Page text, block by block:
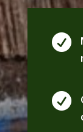

